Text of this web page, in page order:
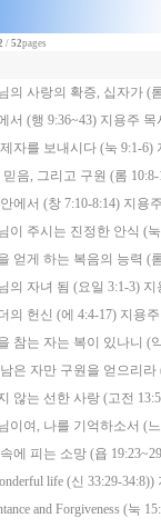
/ 52pages
의 사랑의 확증, 십자가 (
서 (행 9:36~43) 지용주 목
자를 보내시다 (눅 9:1-6)
믿음, 그리고 구원 (롬
에서 (창 7:10-8:14) 지용
이 주시는 진정한 안식 (
얻게 하는 복음의 능력 (
의 자녀 됨 (요일 3:1-3) 지
의 헌신 (에 4:4-17) 지용
참는 자는 복이 있나니 (
은 자만 구원을 얻으리라
않는 선한 사랑 (고전
이여, 나를 기억하소서 (
에 피는 소망 (욥
life (신 33:29-34:8))
and Forgiveness (눅